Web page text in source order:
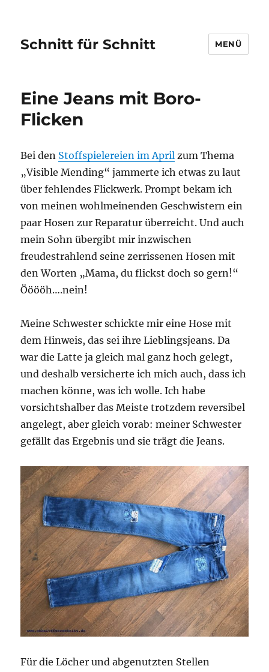
Schnitt für Schnitt MENÜ
Eine Jeans mit Boro-
Flicken
Bei den Stoffspielereien im April zum Thema
„Visible Mending“ jammerte ich etwas zu laut
über fehlendes Flickwerk. Prompt bekam ich
von meinen wohlmeinenden Geschwistern ein
paar Hosen zur Reparatur überreicht. Und auch
mein Sohn übergibt mir inzwischen
freudestrahlend seine zerrissenen Hosen mit
den Worten „Mama, du flickst doch so gern!“
Ööööh….nein!
Meine Schwester schickte mir eine Hose mit
dem Hinweis, das sei ihre Lieblingsjeans. Da
war die Latte ja gleich mal ganz hoch gelegt,
und deshalb versicherte ich mich auch, dass ich
machen könne, was ich wolle. Ich habe
vorsichtshalber das Meiste trotzdem reversibel
angelegt, aber gleich vorab: meiner Schwester
gefällt das Ergebnis und sie trägt die Jeans.
Für die Löcher und abgenutzten Stellen